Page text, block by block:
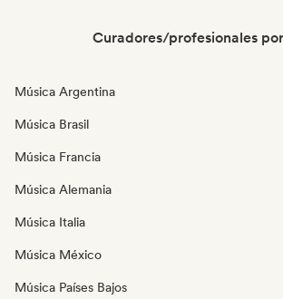
Curadores/profesionales
Música Argentina
Música Brasil
Música Francia
Música Alemania
Música Italia
Música México
Música Países Bajos